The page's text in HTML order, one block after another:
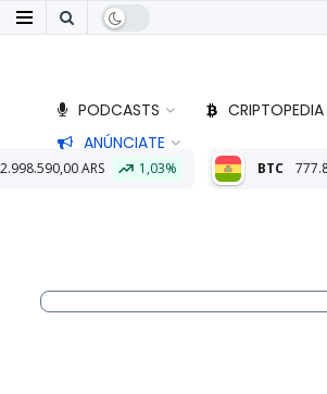
PODCASTS CRIPTOPEDIA
ANÚNCIATE
BTC 777.853,39 BOB -0,49%